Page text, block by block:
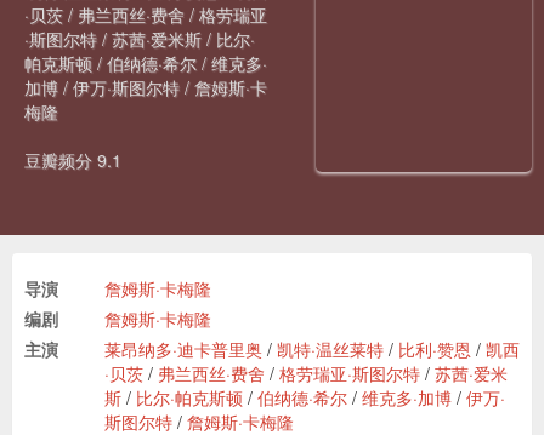
·贝茨 / 弗兰西丝·费舍 /格劳瑞亚
·斯图尔特 /苏茜·爱米斯 / 比尔·
帕克斯顿 /伯纳德·希尔 /维克多·
加博 /伊万·斯图尔特 /詹姆斯·卡
梅隆
豆瓣频分 9.1
导演
詹姆斯·卡梅隆
编剧
詹姆斯·卡梅隆
主演
莱昂纳多·迪卡普里奥 / 凯特·温丝莱特 / 比利·赞恩 / 凯西
·贝茨 / 弗兰西丝·费舍 / 格劳瑞亚·斯图尔特 / 苏茜·爱米
斯 / 比尔·帕克斯顿 / 伯纳德·希尔 / 维克多·加博 / 伊万·
斯图尔特 / 詹姆斯·卡梅隆